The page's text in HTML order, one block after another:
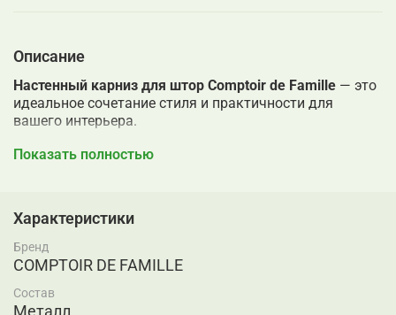
Описание
Настенный карниз для штор Comptoir de Famille — это
идеальное сочетание стиля и практичности для
вашего интерьера.
Производитель:Франция
Страна бренда:Франция
Доступные размеры: 150 см и 200 см
Преимущества карниза:
Показать полностью
Характеристики
Бренд
COMPTOIR DE FAMILLE
Состав
Металл